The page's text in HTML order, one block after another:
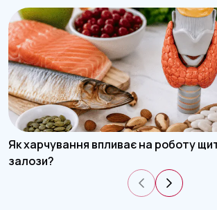
Як харчування впливає на роботу
залози?